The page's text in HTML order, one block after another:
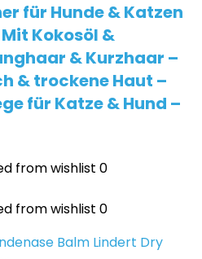
für Hunde & Katzen
Kokosöl &
& Kurzhaar –
& trockene Haut –
für Katze & Hund –
from wishlist 0
from wishlist 0